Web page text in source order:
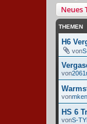
Neues
THEMEN
H6
von
von
von
HS 6
vonS-